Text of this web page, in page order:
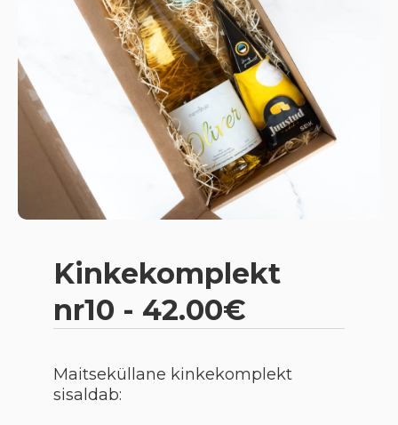
Kinkekomplekt
nr10 - 42.00€
Maitseküllane kinkekomplekt
sisaldab: